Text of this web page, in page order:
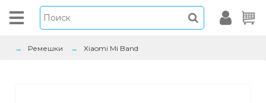
Ремешки Xiaomi Mi Band